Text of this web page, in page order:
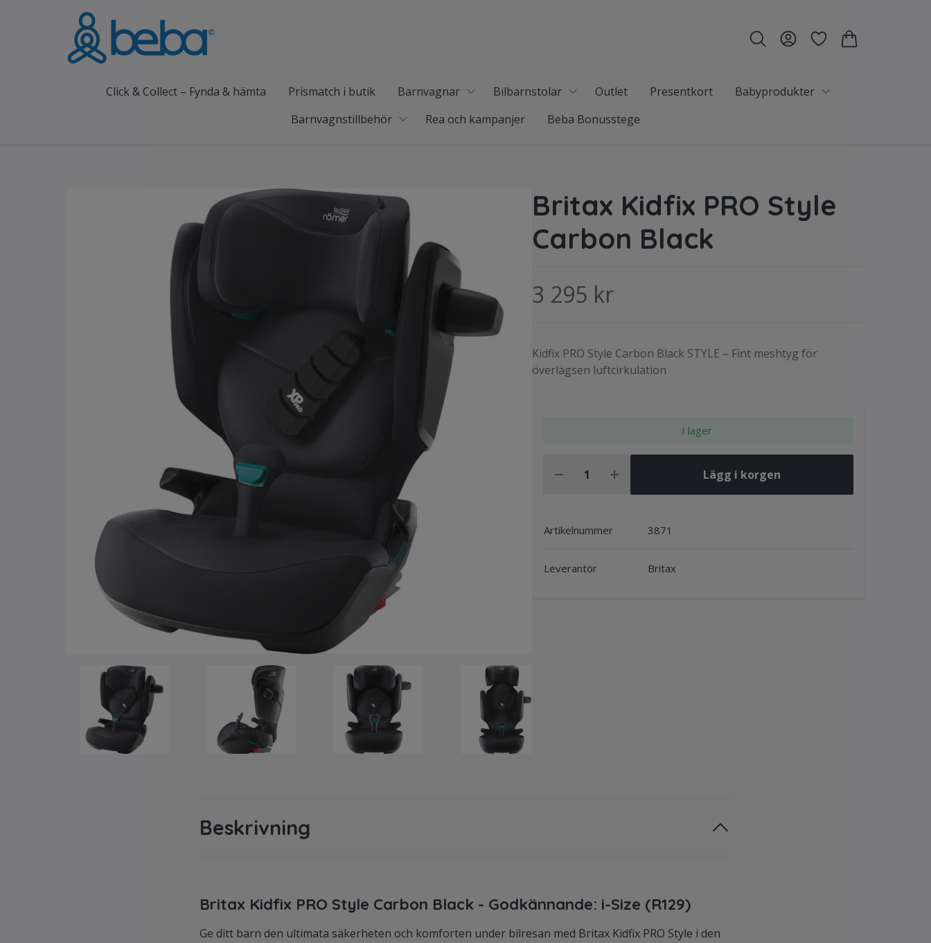
Click & Collect – Fynda & hämta Prismatch i butik Barnvagnar Bilbarnstolar Outlet Presentkort
Babyprodukter
Barnvagnstillbehör
Rea och kampanjer Beba Bonusstege
Britax Kidfix PRO Style
Carbon Black
3 295 kr
Kidfix PRO Style Carbon Black STYLE – Fint meshtyg för
överlägsen luftcirkulation
I lager
Lägg i korgen
Artikelnummer 3871
Leverantör Britax
Beskrivning
Britax Kidfix PRO Style Carbon Black - Godkännande: i-Size (R129)
Ge ditt barn den ultimata säkerheten och komforten under bilresan med Britax Kidfix PRO Style i den